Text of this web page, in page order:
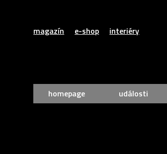
magazín e-shop interiéry
homepage události